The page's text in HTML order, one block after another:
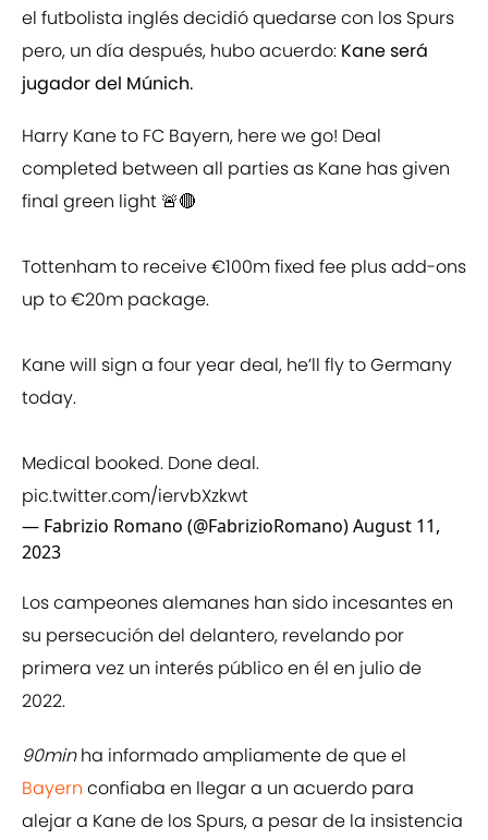
el futbolista inglés decidió quedarse con los Spurs
pero, un día después, hubo acuerdo: Kane será
jugador del Múnich.
Harry Kane to FC Bayern, here we go! Deal
completed between all parties as Kane has given
final green light 🚨🔴
Tottenham to receive €100m fixed fee plus add-ons
up to €20m package.
Kane will sign a four year deal, he’ll fly to Germany
today.
Medical booked. Done deal.
pic.twitter.com/iervbXzkwt
— Fabrizio Romano (@FabrizioRomano)August 11,
2023
Los campeones alemanes han sido incesantes en
su persecución del delantero, revelando por
primera vez un interés público en él en julio de
2022.
90minha informado ampliamente de que el
Bayern confiaba en llegar a un acuerdo para
alejar a Kane de los Spurs, a pesar de la insistencia